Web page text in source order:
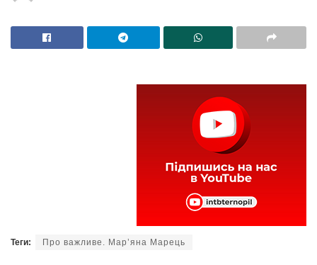
Теги: Про важливе. Мар’яна Марець